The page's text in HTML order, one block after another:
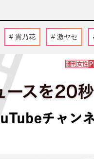
貴乃花 激ヤセ